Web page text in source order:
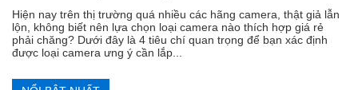
Hiện nay trên thị trường quá nhiều các hãng camera, thật giả lẫn
lộn, không biết nên lựa chọn loại camera nào thích hợp giá rẻ
phải chăng? Dưới đây là 4 tiêu chí quan trọng để bạn xác định
được loại camera ưng ý cần lắp...